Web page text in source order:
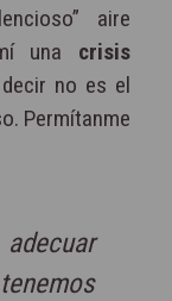
aire
una crisis
no es el
Permítanme